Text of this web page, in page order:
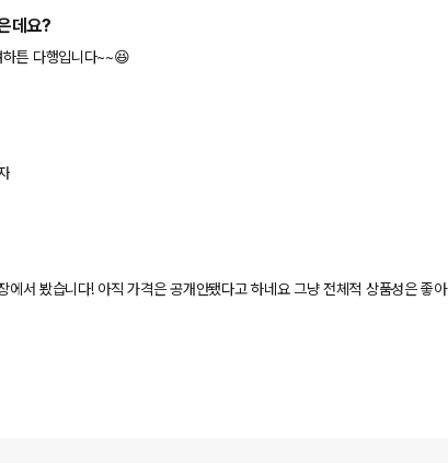
데요?
튼 다행입니다~~😆
에서 봤습니다! 아직 가격은 공개안됐다고 하네요 그냥 전체적 상품성은 좋아
니 좋아보이는데 문제 잘대처하길... 안타깝네요 뭔